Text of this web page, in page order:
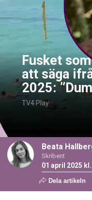
Fusket
att säga
2025:
TV4 Play
Beata
Skribent
01 april 2025
Dela artikeln